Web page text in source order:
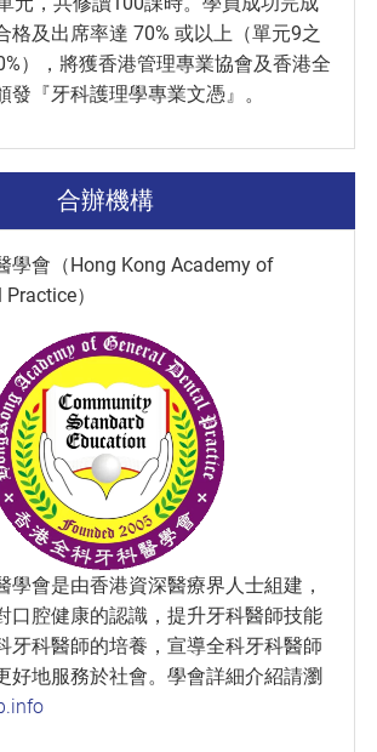
格及出席率達 70% 或以上（單元9之
），將獲香港管理專業協會及香港全
發『牙科護理學專業文憑』。
合辦機構
學會（Hong Kong Academy of
）
學會是由香港資深醫療界人士組建，
口腔健康的認識，提升牙科醫師技能
牙科醫師的培養，宣導全科牙科醫師
好地服務於社會。學會詳細介紹請瀏